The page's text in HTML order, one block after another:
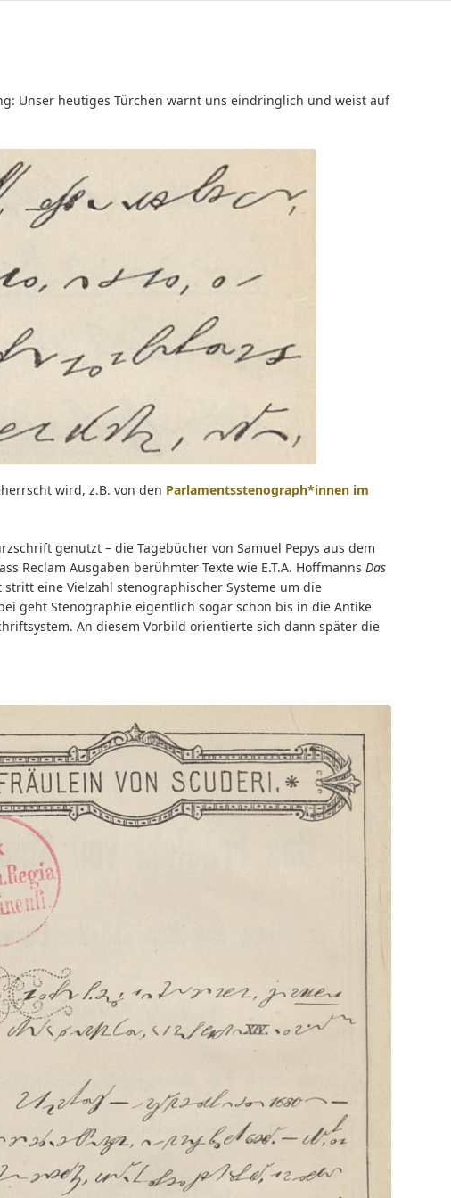
Unser heutiges Türchen warnt uns eindringlich und weist auf
wird, z.B. von den Parlamentsstenograph*innen im
genutzt – die Tagebücher von Samuel Pepys aus dem
Reclam Ausgaben berühmter Texte wie E.T.A. Hoffmanns Das
eine Vielzahl stenographischer Systeme um die
geht Stenographie eigentlich sogar schon bis in die Antike
An diesem Vorbild orientierte sich dann später die